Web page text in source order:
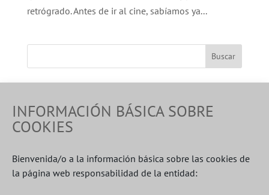
INFORMACIÓN BÁSICA SOBRE
COOKIES
Bienvenida/o a la información básica sobre las cookies de
la página web responsabilidad de la entidad:
retrógrado. Antes de ir al cine, sabíamos ya...
Buscar
La COVID frena la contratación de personas con
discapacidad